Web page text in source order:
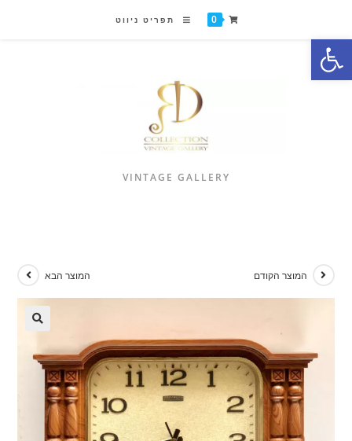
פתח סרגל נגישות
0 תפריט ניווט
VINTAGE GALLERY
המוצר הקודם המוצר הבא